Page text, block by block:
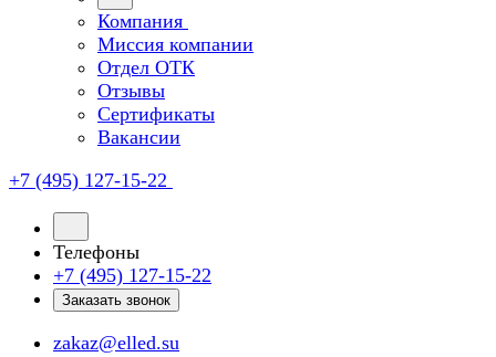
Компания
Миссия компании
Отдел ОТК
Отзывы
Сертификаты
Вакансии
+7 (495) 127-15-22
Телефоны
+7 (495) 127-15-22
Заказать звонок
zakaz@elled.su